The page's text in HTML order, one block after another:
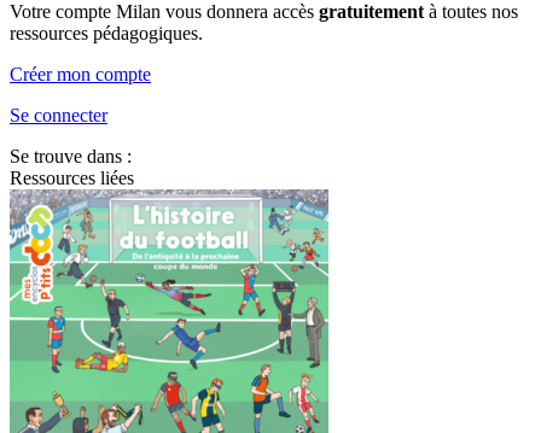
Votre compte Milan vous donnera accès gratuitement à toutes nos
ressources pédagogiques.
Créer mon compte
Se connecter
Se trouve dans :
Ressources liées